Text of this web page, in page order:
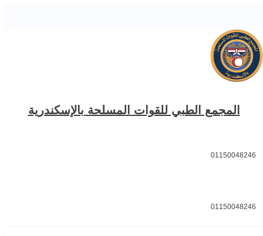
المجمع الطبي للقوات المسلحة بالإسكندرية
01150048246
01150048246